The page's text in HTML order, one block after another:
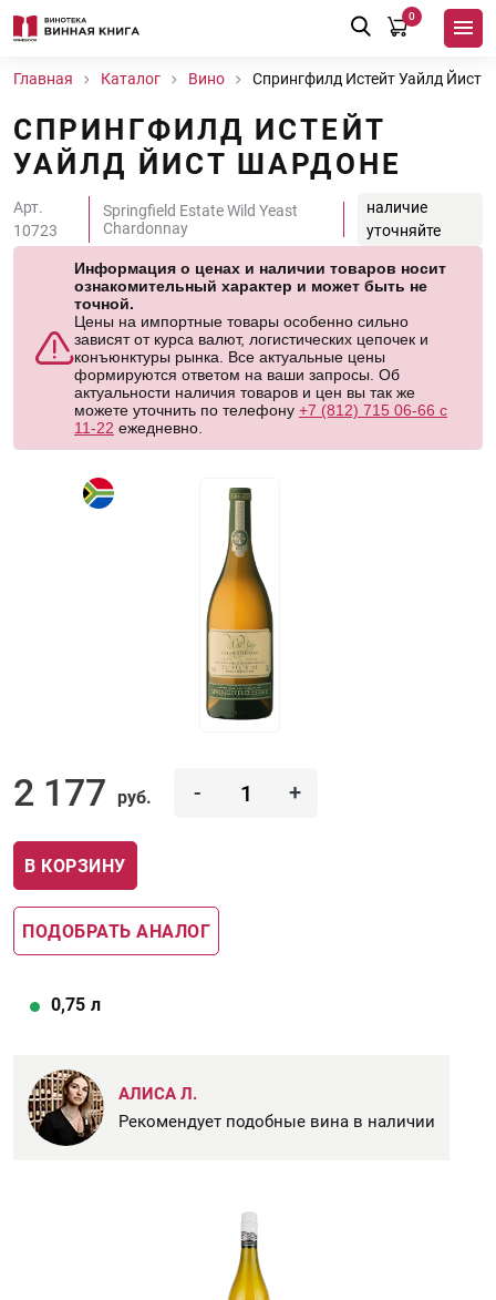
0
Главная Каталог Вино Спрингфилд Истейт Уайлд Йист
СПРИНГФИЛД ИСТЕЙТ
УАЙЛД ЙИСТ ШАРДОНЕ
Арт.
10723
Springfield Estate Wild Yeast
Chardonnay
наличие
уточняйте
Информация о ценах и наличии товаров носит
ознакомительный характер и может быть не
точной.
Цены на импортные товары особенно сильно
зависят от курса валют, логистических цепочек и
конъюнктуры рынка. Все актуальные цены
формируются ответом на ваши запросы. Об
актуальности наличия товаров и цен вы так же
можете уточнить по телефону +7 (812) 715 06-66 с
11-22 ежедневно.
2 177 руб. - +
В КОРЗИНУ
ПОДОБРАТЬ АНАЛОГ
0,75 л
АЛИСА Л.
Рекомендует подобные вина в наличии